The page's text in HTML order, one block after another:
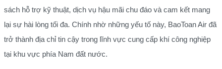
sách hỗ trợ kỹ thuật, dịch vụ hậu mãi chu đáo và cam kết mang
lại sự hài lòng tối đa. Chính nhờ những yếu tố này, BaoToan Air đã
trở thành địa chỉ tin cậy trong lĩnh vực cung cấp khí công nghiệp
tại khu vực phía Nam đất nước.